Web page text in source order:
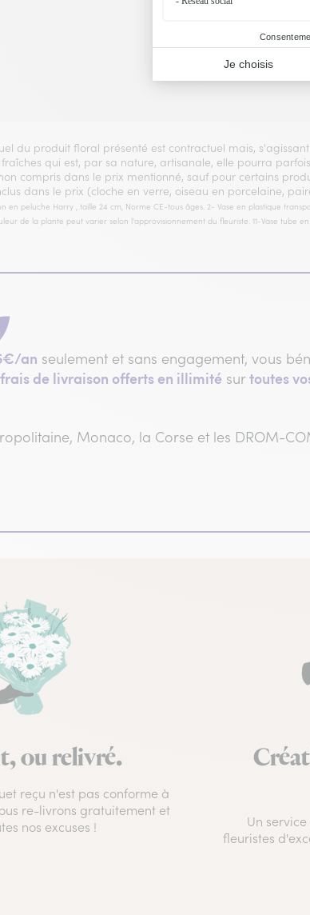
Voir
du produit floral présenté est contractuel mais,
qui est, par sa nature, artisanale, elle pourra
compris dans le prix mentionné, sauf pour certains
dans le prix (cloche en verre, oiseau en porcelaine,
en peluche Harry , taille 24 cm, Norme CE-tous âges. 2- Vase en plastique
de la plante peut varier selon l'approvisionnement du fleuriste. 11-Vase tube
an seulement et sans engagement, vous
de livraison offerts en illimité surtoutes
Monaco, la Corse et les DROM-
ou relivré.
reçu n'est pas conforme à
re-livrons gratuitement et
nos excuses !
Un
fleuristes